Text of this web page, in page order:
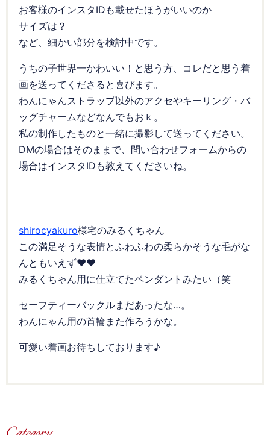
お客様のインスタIDも載せたほうがいいのか
サイズは？
など、細かい部分を検討中です。
うちの子世界一かわいい！と思う方、コレだと思う着
画を送ってくださると喜びます。
わんにゃんストラップ以外のアクセやキーリング・バ
ッグチャームなどなんでもおｋ。
私の制作したものと一緒に撮影して送ってください。
DMの場合はそのままで、問い合わせフォームからの
場合はインスタIDも教えてくださいね。
shirocyakuro様宅のみるくちゃん
この満足そうな表情とふわふわの柔らかそうな毛がな
んともいえず♥♥
みるくちゃん用に仕立てたペンダントみたい（笑
セーフティーバックルまだあったな…。
わんにゃん用の首輪また作ろうかな。
可愛い着画お待ちしております♪